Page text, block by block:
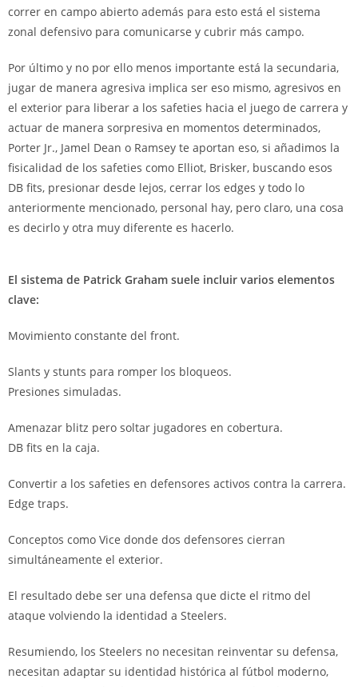
correr en campo abierto además para esto está el sistema
zonal defensivo para comunicarse y cubrir más campo.
Por último y no por ello menos importante está la secundaria,
jugar de manera agresiva implica ser eso mismo, agresivos en
el exterior para liberar a los safeties hacia el juego de carrera y
actuar de manera sorpresiva en momentos determinados,
Porter Jr., Jamel Dean o Ramsey te aportan eso, si añadimos la
fisicalidad de los safeties como Elliot, Brisker, buscando esos
DB fits, presionar desde lejos, cerrar los edges y todo lo
anteriormente mencionado, personal hay, pero claro, una cosa
es decirlo y otra muy diferente es hacerlo.
El sistema de Patrick Graham suele incluir varios elementos
clave:
Movimiento constante del front.
Slants y stunts para romper los bloqueos.
Presiones simuladas.
Amenazar blitz pero soltar jugadores en cobertura.
DB fits en la caja.
Convertir a los safeties en defensores activos contra la carrera.
Edge traps.
Conceptos como Vice donde dos defensores cierran
simultáneamente el exterior.
El resultado debe ser una defensa que dicte el ritmo del
ataque volviendo la identidad a Steelers.
Resumiendo, los Steelers no necesitan reinventar su defensa,
necesitan adaptar su identidad histórica al fútbol moderno,